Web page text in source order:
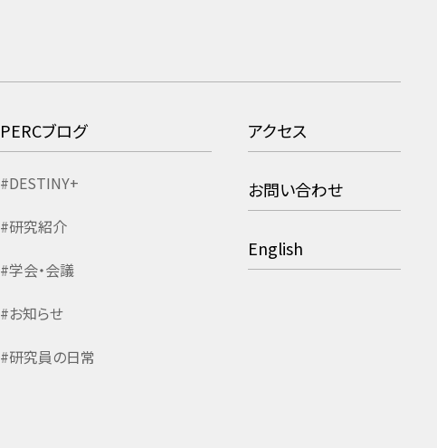
PERCブログ
#DESTINY+
#研究紹介
#学会・会議
#お知らせ
#研究員の日常
アクセス
お問い合わせ
English